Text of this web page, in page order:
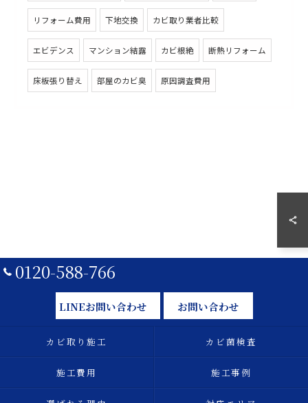
リフォーム費用 下地交換 カビ取り業者比較
エビデンス マンション結露 カビ根絶 断熱リフォーム
床板張り替え 部屋のカビ臭 原因調査費用
0120-588-766
LINEお問い合わせ お問い合わせ
カビ取り施工 カビ菌検査
施工費用 施工事例